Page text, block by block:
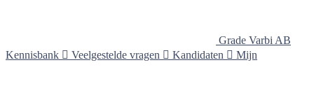
Grade Varbi AB
Kennisbank  Veelgestelde vragen  Kandidaten  Mijn